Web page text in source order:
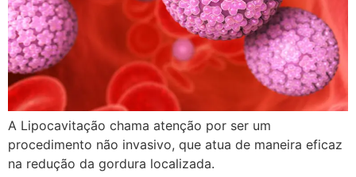
A Lipocavitação chama atenção por ser um
procedimento não invasivo, que atua de maneira eficaz
na redução da gordura localizada.